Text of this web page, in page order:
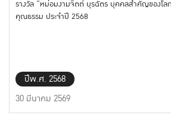
รางวัล “หม่อมงามจิตต์ บุรฉัตร บุคคลสำคัญของโล
คุณธรรม ประจำปี 2568
ปีพ.ศ. 2568
30 มีนาคม 2569